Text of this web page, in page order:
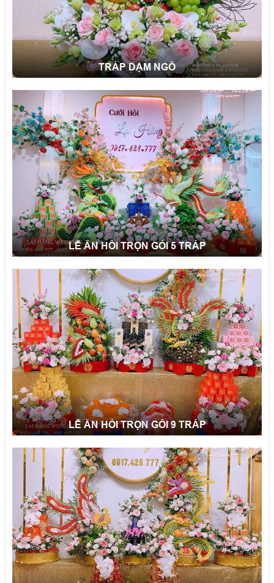
TRÁP DẠM NGÕ
LỄ ĂN HỎI TRỌN GÓI 5 TRÁP
LỄ ĂN HỎI TRỌN GÓI 9 TRÁP